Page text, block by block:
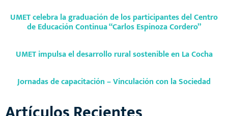
UMET celebra la graduación de los participantes del Centro
de Educación Continua “Carlos Espinoza Cordero”
UMET impulsa el desarrollo rural sostenible en La Cocha
Jornadas de capacitación – Vinculación con la Sociedad